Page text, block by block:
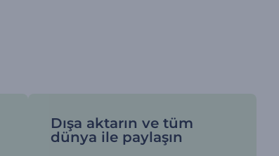
Dışa aktarın ve tüm
dünya ile paylaşın